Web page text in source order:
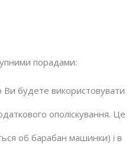
порадами:
будете використовувати
ополіскування. Це
об барабан машинки) і в